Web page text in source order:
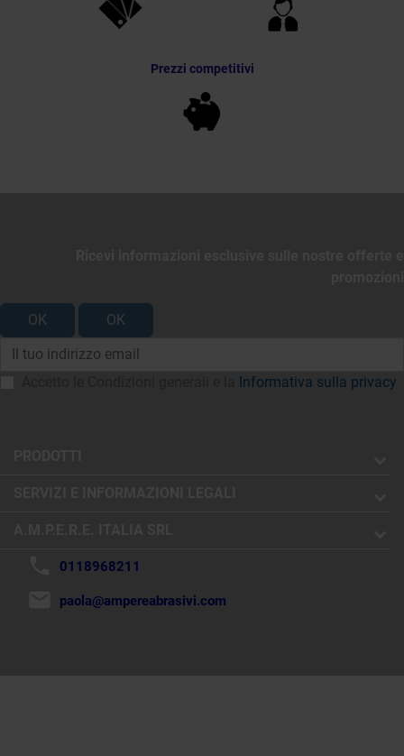
Prezzi competitivi
Informativa sulla privacy
0118968211
paola@ampereabrasivi.com